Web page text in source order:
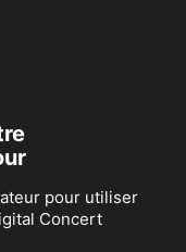
pour utiliser
Concert